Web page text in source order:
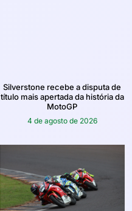
Silverstone recebe a disputa de
título mais apertada da história da
MotoGP
4 de agosto de 2026